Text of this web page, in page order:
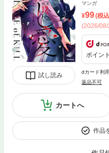
試し読み
マンガ
99(税
(2026/
ポイン
dカード利
返品不可
カートへ
作品